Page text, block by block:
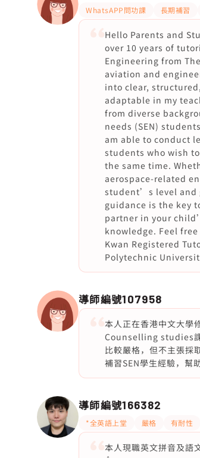
WhatsAPP問功課 長期補習
Hello Parents and
over 10 years of
Engineering from
aviation and
into clear,
adaptable in my
from diverse
needs (SEN)
am able to conduct
students who wish
the same time.
aerospace-related
student’s level and
guidance is the key
partner in your
knowledge. Feel
Kwan Registered
Polytechnic
導師編號107958
本人正在香港中文大
Counselling studies課
比較嚴格，但不主張採
補習SEN學生經驗，幫
導師編號166382
*全英語上堂 嚴格 有耐性
本人現職英文拼音及語